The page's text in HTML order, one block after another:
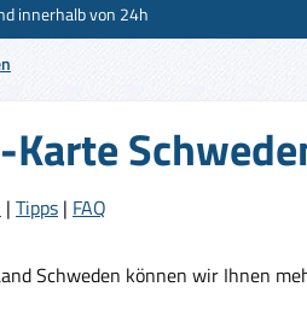
innerhalb von 24h
Karte
| Tipps | FAQ
Schweden können wir Ihnen